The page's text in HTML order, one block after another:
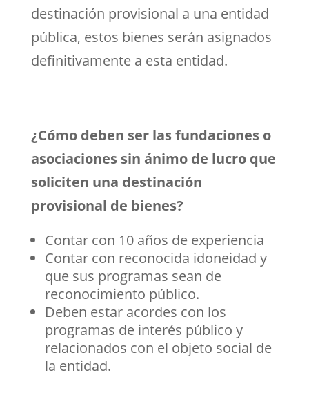
destinación provisional a una entidad
pública, estos bienes serán asignados
definitivamente a esta entidad.
¿Cómo deben ser las fundaciones o
asociaciones sin ánimo de lucro que
soliciten una destinación
provisional de bienes?
Contar con 10 años de experiencia
Contar con reconocida idoneidad y
que sus programas sean de
reconocimiento público.
Deben estar acordes con los
programas de interés público y
relacionados con el objeto social de
la entidad.